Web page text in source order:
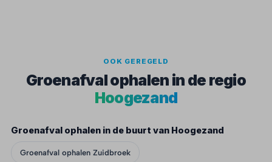
OOK GEREGELD
Groenafval ophalen in de regio
Hoogezand
Groenafval ophalen in de buurt van Hoogezand
Groenafval ophalen Zuidbroek